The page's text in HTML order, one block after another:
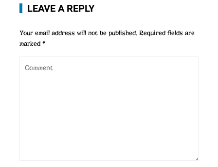
LEAVE A REPLY
Your email address will not be published. Required fields are
marked*